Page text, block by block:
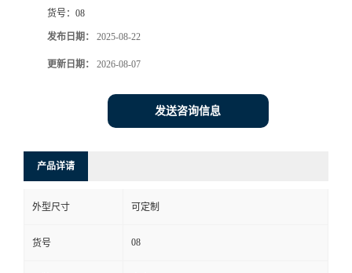
货号： 08
发布日期： 2025-08-22
更新日期： 2026-08-07
发送咨询信息
产品详请
外型尺寸 可定制
货号 08